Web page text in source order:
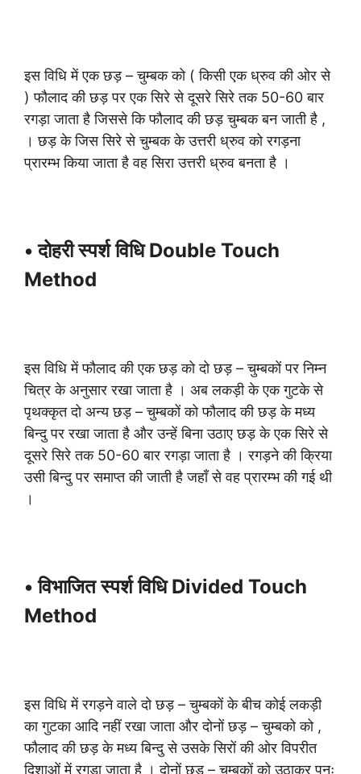
इस विधि में एक छड़ – चुम्बक को ( किसी एक ध्रुव की ओर से
) फौलाद की छड़ पर एक सिरे से दूसरे सिरे तक 50-60 बार
रगड़ा जाता है जिससे कि फौलाद की छड़ चुम्बक बन जाती है ,
। छड़ के जिस सिरे से चुम्बक के उत्तरी ध्रुव को रगड़ना
प्रारम्भ किया जाता है वह सिरा उत्तरी ध्रुव बनता है ।
• दोहरी स्पर्श विधि Double Touch
Method
इस विधि में फौलाद की एक छड़ को दो छड़ – चुम्बकों पर निम्न
चित्र के अनुसार रखा जाता है । अब लकड़ी के एक गुटके से
पृथक्कृत दो अन्य छड़ – चुम्बकों को फौलाद की छड़ के मध्य
बिन्दु पर रखा जाता है और उन्हें बिना उठाए छड़ के एक सिरे से
दूसरे सिरे तक 50-60 बार रगड़ा जाता है । रगड़ने की क्रिया
उसी बिन्दु पर समाप्त की जाती है जहाँ से वह प्रारम्भ की गई थी
।
• विभाजित स्पर्श विधि Divided Touch
Method
इस विधि में रगड़ने वाले दो छड़ – चुम्बकों के बीच कोई लकड़ी
का गुटका आदि नहीं रखा जाता और दोनों छड़ – चुम्बको को ,
फौलाद की छड़ के मध्य बिन्दु से उसके सिरों की ओर विपरीत
दिशाओं में रगड़ा जाता है । दोनों छड़ – चुम्बकों को उठाकर पुनः